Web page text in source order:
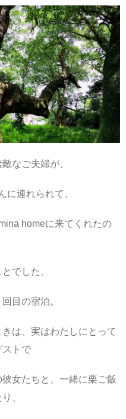
なご夫婦が、
に連れられて、
homeに来てくれたの
でした。
目の宿泊。
は、実はわたしにとって
ストで
女たちと、一緒に栗ご飯
、